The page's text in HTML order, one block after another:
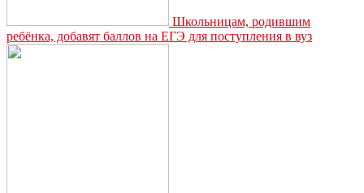
Школьницам, родившим
ребёнка, добавят баллов на ЕГЭ для поступления в вуз